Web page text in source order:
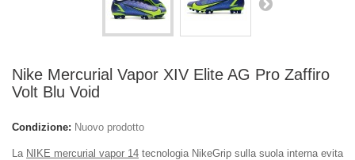
Nike Mercurial Vapor XIV Elite AG Pro Zaffiro
Volt Blu Void
Condizione: Nuovo prodotto
La NIKE mercurial vapor 14 tecnologia NikeGrip sulla suola interna evita